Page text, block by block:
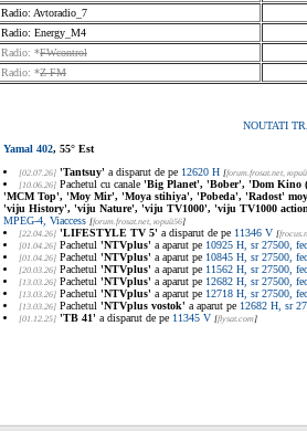
Radio: Avtoradio_7
Radio: Energy_M4
Radio: *FWcontrol
Radio: *Z-FM
NOUTATI
Yamal 402, 55° Est
[02.07.26] 'Tantsuy' a disparut de pe 12620 H [forum.frosat.net,
[10.06.26] Pachetul cu canale 'Big Planet', 'Bober', 'Dom
'MCM Top', 'Moy Mir', 'Moya stihiya', 'Pobeda', 'Radost'
'viju History', 'viju Nature', 'viju TV1000', 'viju TV1000
MPEG-4, Viaccess [forum.frosat.net, юрий56]
[22.04.26] 'LIFESTYLE TV 5' a disparut de pe 11346 V [
[01.04.26] Pachetul 'NTVplus' a aparut pe 10925 H, sr 27500,
[01.04.26] Pachetul 'NTVplus' a aparut pe 10845 H, sr 27500,
[20.03.26] Pachetul 'NTVplus' a aparut pe 11562 H, sr 27500,
[13.03.26] Pachetul 'NTVplus' a aparut pe 12682 H, sr 27500,
[13.03.26] Pachetul 'NTVplus' a aparut pe 12718 H, sr 27500,
[13.03.26] Pachetul 'NTVplus vostok' a aparut pe 12682 H, sr
[01.12.25] 'TB 41' a disparut de pe 11345 V [flysat.com]